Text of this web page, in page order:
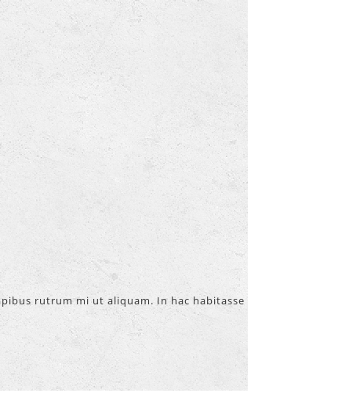
rutrum mi ut aliquam. In hac habitasse